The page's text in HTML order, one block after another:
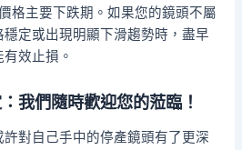
格主要下跌期。如果您的鏡頭不屬
定或出現明顯下滑趨勢時，盡早
效止損。
我們隨時歡迎您的蒞臨！
對自己手中的停產鏡頭有了更深